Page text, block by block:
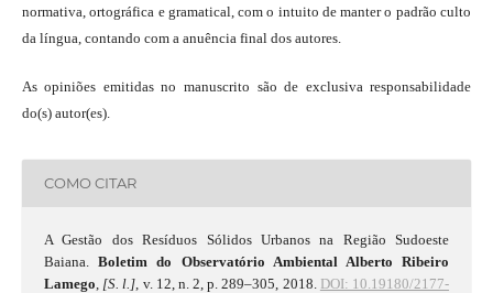
normativa, ortográfica e gramatical, com o intuito de manter o padrão culto
da língua, contando com a anuência final dos autores.
As opiniões emitidas no manuscrito são de exclusiva responsabilidade
do(s) autor(es).
COMO CITAR
A Gestão dos Resíduos Sólidos Urbanos na Região Sudoeste
Baiana.Boletim do Observatório Ambiental Alberto Ribeiro
Lamego [S. l.] , v. 12, n. 2, p. 289–305, 2018. DOI: 10.19180/2177-